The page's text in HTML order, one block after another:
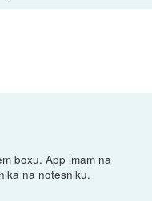
boxu. App imam na
na notesniku.